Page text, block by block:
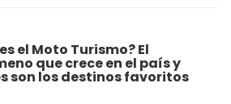
el Moto Turismo? El
que crece en el país y
son los destinos favoritos